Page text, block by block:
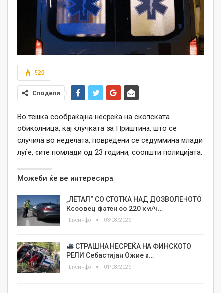
520
Сподели
Во тешка сообраќајна несреќа на скопската
обиколница, кај клучката за Приштина, што се
случила во неделата, повредени се седуммина млади
луѓе, сите помлади од 23 години, соопшти полицијата.
Можеби ќе ве интересира
„ЛЕТАЛ“ СО СТОТКА НАД ДОЗВОЛЕНОТО
Косовец фатен со 220 км/ч…
Плусинфо 03/08/2026
СТРАШНА НЕСРЕЌА НА ФИНСКОТО
РЕЛИ Себастијан Ожие и…
Плусинфо 01/08/2026